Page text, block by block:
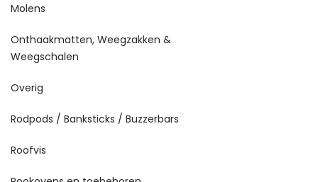
Molens
Onthaakmatten, Weegzakken &
Weegschalen
Overig
Rodpods / Banksticks / Buzzerbars
Roofvis